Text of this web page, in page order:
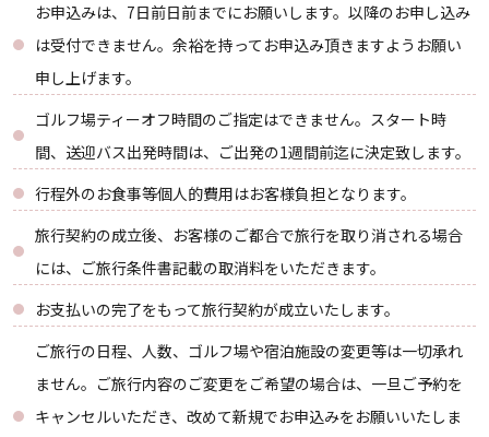
お申込みは、7日前日前までにお願いします。以降のお申し込み
は受付できません。余裕を持ってお申込み頂きますようお願い
申し上げます。
ゴルフ場ティーオフ時間のご指定はできません。スタート時
間、送迎バス出発時間は、ご出発の1週間前迄に決定致します。
行程外のお食事等個人的費用はお客様負担となります。
旅行契約の成立後、お客様のご都合で旅行を取り消される場合
には、ご旅行条件書記載の取消料をいただきます。
お支払いの完了をもって旅行契約が成立いたします。
ご旅行の日程、人数、ゴルフ場や宿泊施設の変更等は一切承れ
ません。ご旅行内容のご変更をご希望の場合は、一旦ご予約を
キャンセルいただき、改めて新規でお申込みをお願いいたしま